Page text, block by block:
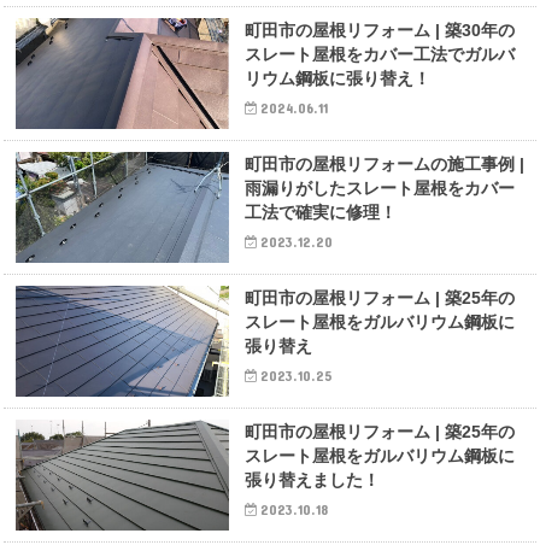
町田市の屋根リフォーム | 築30年の
スレート屋根をカバー工法でガルバ
リウム鋼板に張り替え！
2024.06.11
町田市の屋根リフォームの施工事例 |
雨漏りがしたスレート屋根をカバー
工法で確実に修理！
2023.12.20
町田市の屋根リフォーム | 築25年の
スレート屋根をガルバリウム鋼板に
張り替え
2023.10.25
町田市の屋根リフォーム | 築25年の
スレート屋根をガルバリウム鋼板に
張り替えました！
2023.10.18